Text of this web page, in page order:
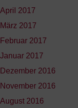
April 2017
März 2017
Februar 2017
Januar 2017
Dezember 2016
November 2016
August 2016